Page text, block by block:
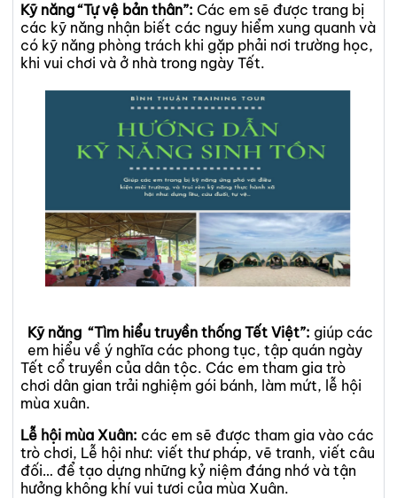
Kỹ năng “Tự vệ bản thân”: Các em sẽ được trang bị
các kỹ năng nhận biết các nguy hiểm xung quanh và
có kỹ năng phòng trách khi gặp phải nơi trường học,
khi vui chơi và ở nhà trong ngày Tết.
Kỹ năng “Tìm hiểu truyền thống Tết Việt”: giúp các
em hiểu về ý nghĩa các phong tục, tập quán ngày
Tết cổ truyền của dân tộc. Các em tham gia trò
chơi dân gian trải nghiệm gói bánh, làm mứt, lễ hội
mùa xuân.
Lễ hội mùa Xuân: các em sẽ được tham gia vào các
trò chơi, Lễ hội như: viết thư pháp, vẽ tranh, viết câu
đối… để tạo dựng những kỷ niệm đáng nhớ và tận
hưởng không khí vui tươi của mùa Xuân.